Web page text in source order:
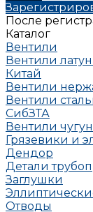
После
Каталог
Вентили
Вентили
Китай
Вентили
Вентили
СибЗТА
Вентили
Грязевики и
Дендор
Детали
Заглушки
Отводы